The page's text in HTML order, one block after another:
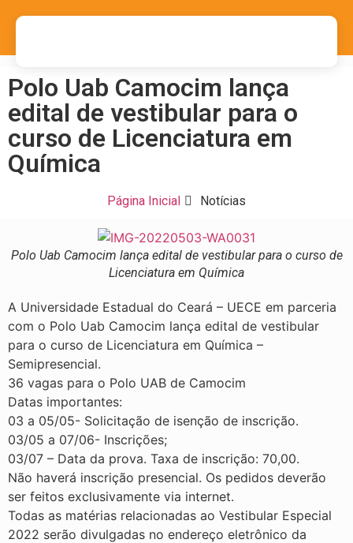
Polo Uab Camocim lança
edital de vestibular para o
curso de Licenciatura em
Química
Página Inicial Notícias
Polo Uab Camocim lança edital de vestibular para o curso de
Licenciatura em Química
A Universidade Estadual do Ceará – UECE em parceria
com o Polo Uab Camocim lança edital de vestibular
para o curso de Licenciatura em Química –
Semipresencial.
36 vagas para o Polo UAB de Camocim
Datas importantes:
03 a 05/05- Solicitação de isenção de inscrição.
03/05 a 07/06- Inscrições;
03/07 – Data da prova. Taxa de inscrição: 70,00.
Não haverá inscrição presencial. Os pedidos deverão
ser feitos exclusivamente via internet.
Todas as matérias relacionadas ao Vestibular Especial
2022 serão divulgadas no endereço eletrônico da